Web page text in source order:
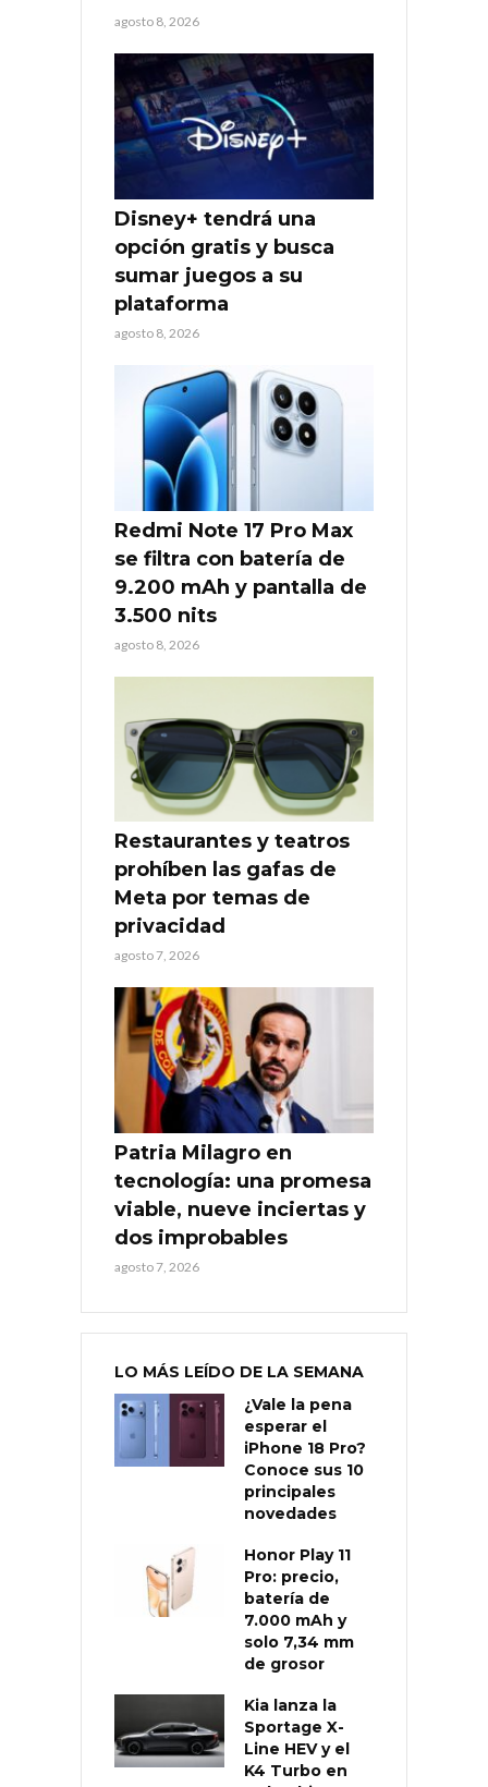
agosto 8, 2026
Disney+ tendrá una
opción gratis y busca
sumar juegos a su
plataforma
agosto 8, 2026
Redmi Note 17 Pro Max
se filtra con batería de
9.200 mAh y pantalla de
3.500 nits
agosto 8, 2026
Restaurantes y teatros
prohíben las gafas de
Meta por temas de
privacidad
agosto 7, 2026
Patria Milagro en
tecnología: una promesa
viable, nueve inciertas y
dos improbables
agosto 7, 2026
LO MÁS LEÍDO DE LA SEMANA
¿Vale la pena
esperar el
iPhone 18 Pro?
Conoce sus 10
principales
novedades
Honor Play 11
Pro: precio,
batería de
7.000 mAh y
solo 7,34 mm
de grosor
Kia lanza la
Sportage X-
Line HEV y el
K4 Turbo en